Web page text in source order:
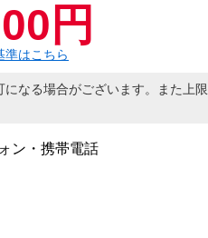
円
準はこちら
なる場合がございます。また上
ン・携帯電話